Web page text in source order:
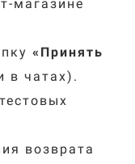
магазине
« Принять
в чатах).
возврата